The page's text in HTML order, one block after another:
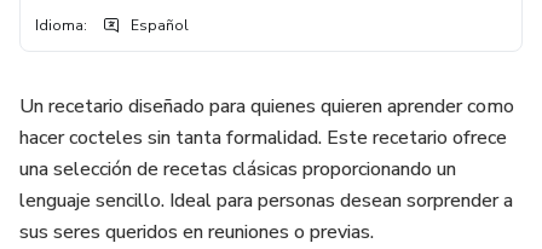
Idioma: Español
Un recetario diseñado para quienes quieren aprender como
hacer cocteles sin tanta formalidad. Este recetario ofrece
una selección de recetas clásicas proporcionando un
lenguaje sencillo. Ideal para personas desean sorprender a
sus seres queridos en reuniones o previas.